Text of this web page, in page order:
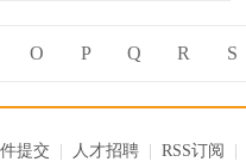
O P Q R S
提交 人才招聘 RSS订阅